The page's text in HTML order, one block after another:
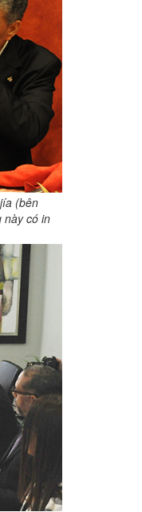
(bên
này có in